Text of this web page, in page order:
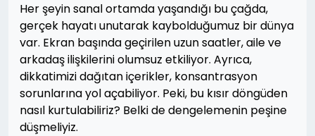
Her şeyin sanal ortamda yaşandığı bu çağda,
gerçek hayatı unutarak kaybolduğumuz bir dünya
var. Ekran başında geçirilen uzun saatler, aile ve
arkadaş ilişkilerini olumsuz etkiliyor. Ayrıca,
dikkatimizi dağıtan içerikler, konsantrasyon
sorunlarına yol açabiliyor. Peki, bu kısır döngüden
nasıl kurtulabiliriz? Belki de dengelemenin peşine
düşmeliyiz.